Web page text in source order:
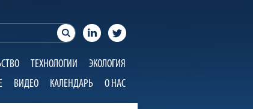
ТЕХНОЛОГИИ
ЭКОЛОГИЯ
ВИДЕО КАЛЕНДАРЬ О НАС